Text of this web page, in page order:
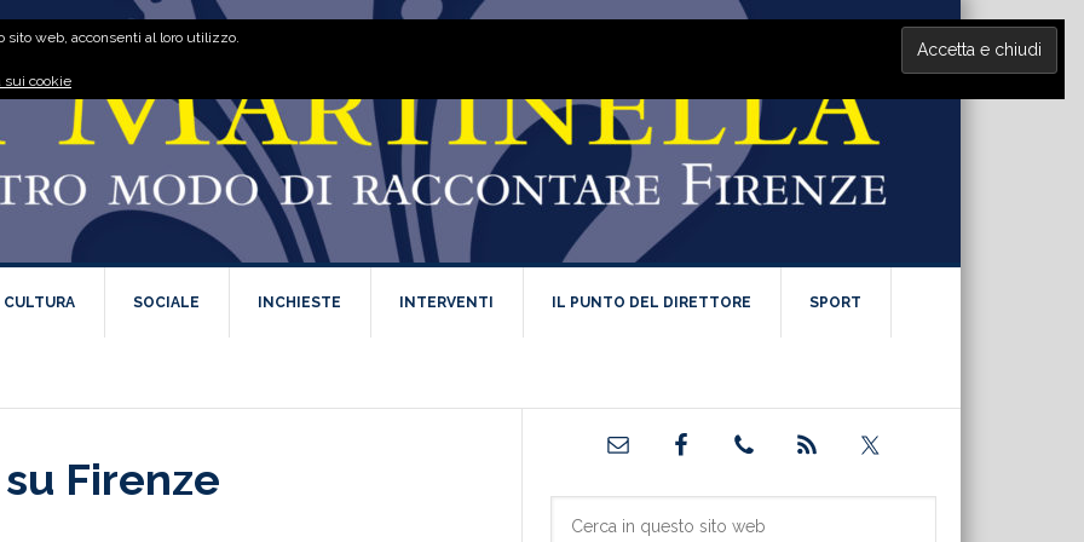
CULTURA SOCIALE INCHIESTE INTERVENTI IL PUNTO DEL DIRETTORE SPORT
Firenze
Barra
primaria
web, acconsenti al loro utilizzo.
sui cookie